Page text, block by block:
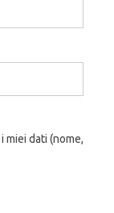
miei dati (nome,